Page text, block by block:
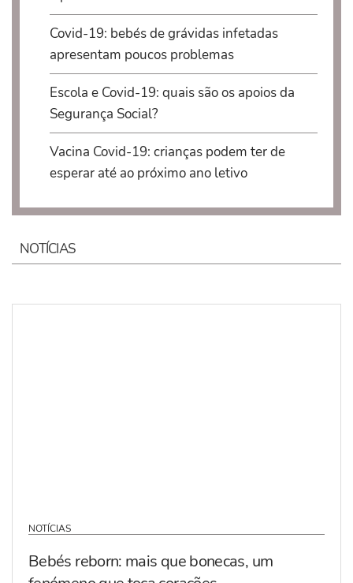
Covid-19: bebés de grávidas infetadas
apresentam poucos problemas
Escola e Covid-19: quais são os apoios da
Segurança Social?
Vacina Covid-19: crianças podem ter de
esperar até ao próximo ano letivo
NOTÍCIAS
NOTÍCIAS
Bebés reborn: mais que bonecas, um